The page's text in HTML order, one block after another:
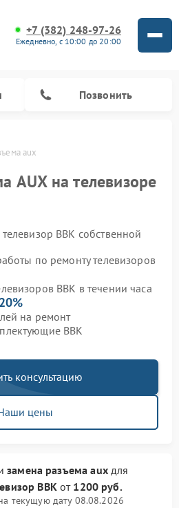
+7 (382) 248-97-26
Ежедневно, с 10:00 до 20:00
Позвонить
aux
AUX на телевизоре
BBK собственной
по ремонту телевизоров
BBK в течении часа
20%
на ремонт
BBK
консультацию
цены
замена разъема auxдля
BBKот 1200 руб.
текущую дату 08.08.2026